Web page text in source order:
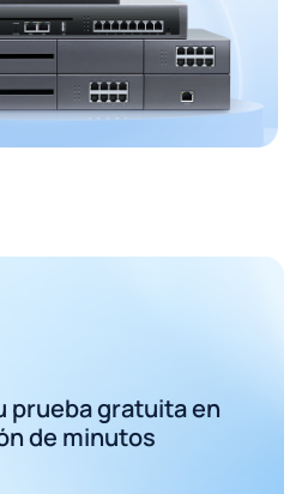
prueba gratuita en
de minutos